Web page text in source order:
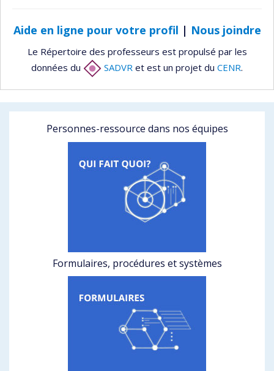
Aide en ligne pour votre profil | Nous joindre
Le Répertoire des professeurs est propulsé par les
données du
SADVR et est un projet du CENR.
Personnes-ressource dans nos équipes
Formulaires, procédures et systèmes